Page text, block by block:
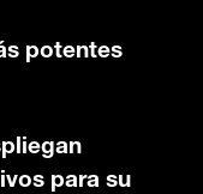
potentes
para su